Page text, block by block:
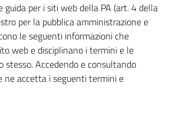
per i siti web della PA (art. 4 della
per la pubblica amministrazione e
le seguenti informazioni che
web e disciplinano i termini e le
stesso. Accedendo e consultando
ne accetta i seguenti termini e